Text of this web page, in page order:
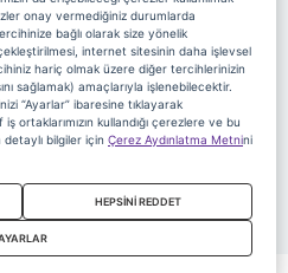
Site Sözleşmesi
Politikası
Başvuru Formu
kullanarak sözleşmeyi kabul etmiş
onay vermediğiniz durumlarda
bağlı olarak size yönelik
internet sitesinin daha işlevsel
hariç olmak üzere diğer tercihlerinizin
sağlamak) amaçlarıyla işlenebilecektir.
“Ayarlar” ibaresine tıklayarak
ortaklarımızın kullandığı çerezlere ve bu
bilgiler için Çerez Aydınlatma Metnini
HEPSİNİ REDDET